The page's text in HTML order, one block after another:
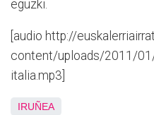
eguzki.
[audio http://
content/uploads/2011/
italia.mp3]
IRUÑEA